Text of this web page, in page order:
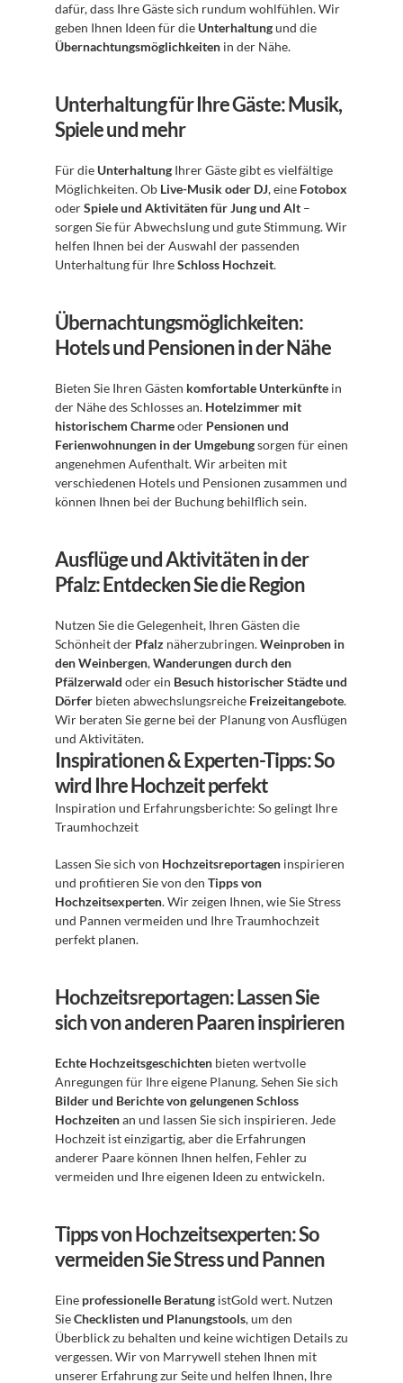
dafür, dass Ihre Gäste sich rundum wohlfühlen. Wir
geben Ihnen Ideen für die Unterhaltung
Übernachtungsmöglichkeiten in der Nähe.
Unterhaltung für Ihre Gäste: Musik,
Spiele und mehr
Für die Unterhaltung Ihrer Gäste gibt es vielfältige
Möglichkeiten. Ob Live-Musik oder DJ, eine Fotobox
oder Spiele und Aktivitäten für Jung und Alt –
sorgen Sie für Abwechslung und gute Stimmung. Wir
helfen Ihnen bei der Auswahl der passenden
Unterhaltung für Ihre Schloss Hochzeit.
Übernachtungsmöglichkeiten:
Hotels und Pensionen in der Nähe
Bieten Sie Ihren Gästen komfortable Unterkünfte in
der Nähe des Schlosses an. Hotelzimmer mit
historischem Charme oder Pensionen und
Ferienwohnungen in der Umgebung sorgen für einen
angenehmen Aufenthalt. Wir arbeiten mit
verschiedenen Hotels und Pensionen zusammen und
können Ihnen bei der Buchung behilflich sein.
Ausflüge und Aktivitäten in der
Pfalz: Entdecken Sie die Region
Nutzen Sie die Gelegenheit, Ihren Gästen die
Schönheit der Pfalz näherzubringen. Weinproben in
den Weinbergen, Wanderungen durch den
Pfälzerwald oder ein Besuch historischer Städte und
Dörfer bieten abwechslungsreiche Freizeitangebote.
Wir beraten Sie gerne bei der Planung von Ausflügen
und Aktivitäten.
Inspirationen & Experten-Tipps: So
wird Ihre Hochzeit perfekt
Inspiration und Erfahrungsberichte: So gelingt Ihre
Traumhochzeit
Lassen Sie sich von Hochzeitsreportagen inspirieren
und profitieren Sie von den Tipps von
Hochzeitsexperten. Wir zeigen Ihnen, wie Sie Stress
und Pannen vermeiden und Ihre Traumhochzeit
perfekt planen.
Hochzeitsreportagen: Lassen Sie
sich von anderen Paaren inspirieren
Echte Hochzeitsgeschichten bieten wertvolle
Bilder und Berichte von gelungenen Schloss
Hochzeiten an und lassen Sie sich inspirieren. Jede
Hochzeit ist einzigartig, aber die Erfahrungen
anderer Paare können Ihnen helfen, Fehler zu
vermeiden und Ihre eigenen Ideen zu entwickeln.
Tipps von Hochzeitsexperten: So
vermeiden Sie Stress und Pannen
Eine professionelle Beratung istGold wert. Nutzen
Sie Checklisten und Planungstools, um den
Überblick zu behalten und keine wichtigen Details zu
vergessen. Wir von Marrywell stehen Ihnen mit